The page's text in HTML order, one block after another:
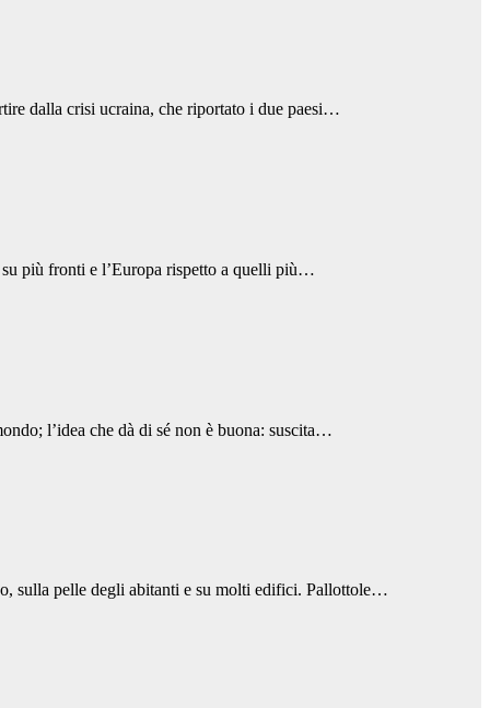
dalla crisi ucraina, che riportato i due paesi…
più fronti e l’Europa rispetto a quelli più…
l’idea che dà di sé non è buona: suscita…
sulla pelle degli abitanti e su molti edifici. Pallottole…